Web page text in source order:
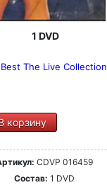
1 DVD
The Live Collection
корзину
CDVP 016459
Состав: 1 DVD